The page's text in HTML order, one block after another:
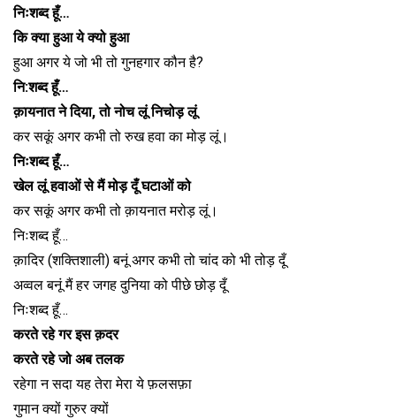
निःशब्द हूँ…
कि क्या हुआ ये क्यो हुआ
हुआ अगर ये जो भी तो गुनहगार कौन है?
नि:शब्द हूँ…
क़ायनात ने दिया, तो नोच लूं निचोड़ लूं
कर सकूं अगर कभी तो रुख हवा का मोड़ लूं।
निःशब्द हूँ…
खेल लूं हवाओं से मैं मोड़ दूँ घटाओं को
कर सकूं अगर कभी तो क़ायनात मरोड़ लूं।
निःशब्द हूँ…
क़ादिर (शक्तिशाली) बनूं अगर कभी तो चांद को भी तोड़ दूँ
अव्वल बनूं मैं हर जगह दुनिया को पीछे छोड़ दूँ
निःशब्द हूँ…
करते रहे गर इस क़दर
करते रहे जो अब तलक
रहेगा न सदा यह तेरा मेरा ये फ़लसफ़ा
गुमान क्यों गुरुर क्यों